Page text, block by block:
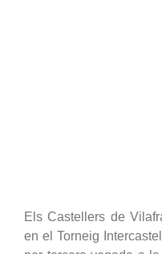
Els Castellers de
en el Torneig